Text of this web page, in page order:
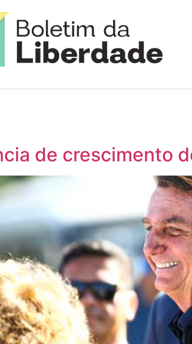
de crescimento